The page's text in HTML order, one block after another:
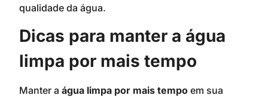
qualidade da água.
Dicas para manter a água
limpa por mais tempo
Manter a água limpa por mais tempo em sua